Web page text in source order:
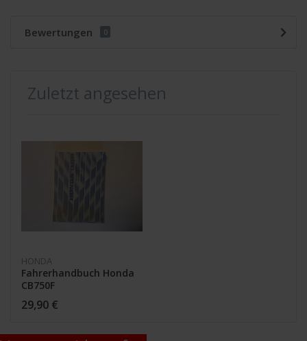
Bewertungen 0
Zuletzt angesehen
HONDA
Fahrerhandbuch Honda
CB750F
29,90 €